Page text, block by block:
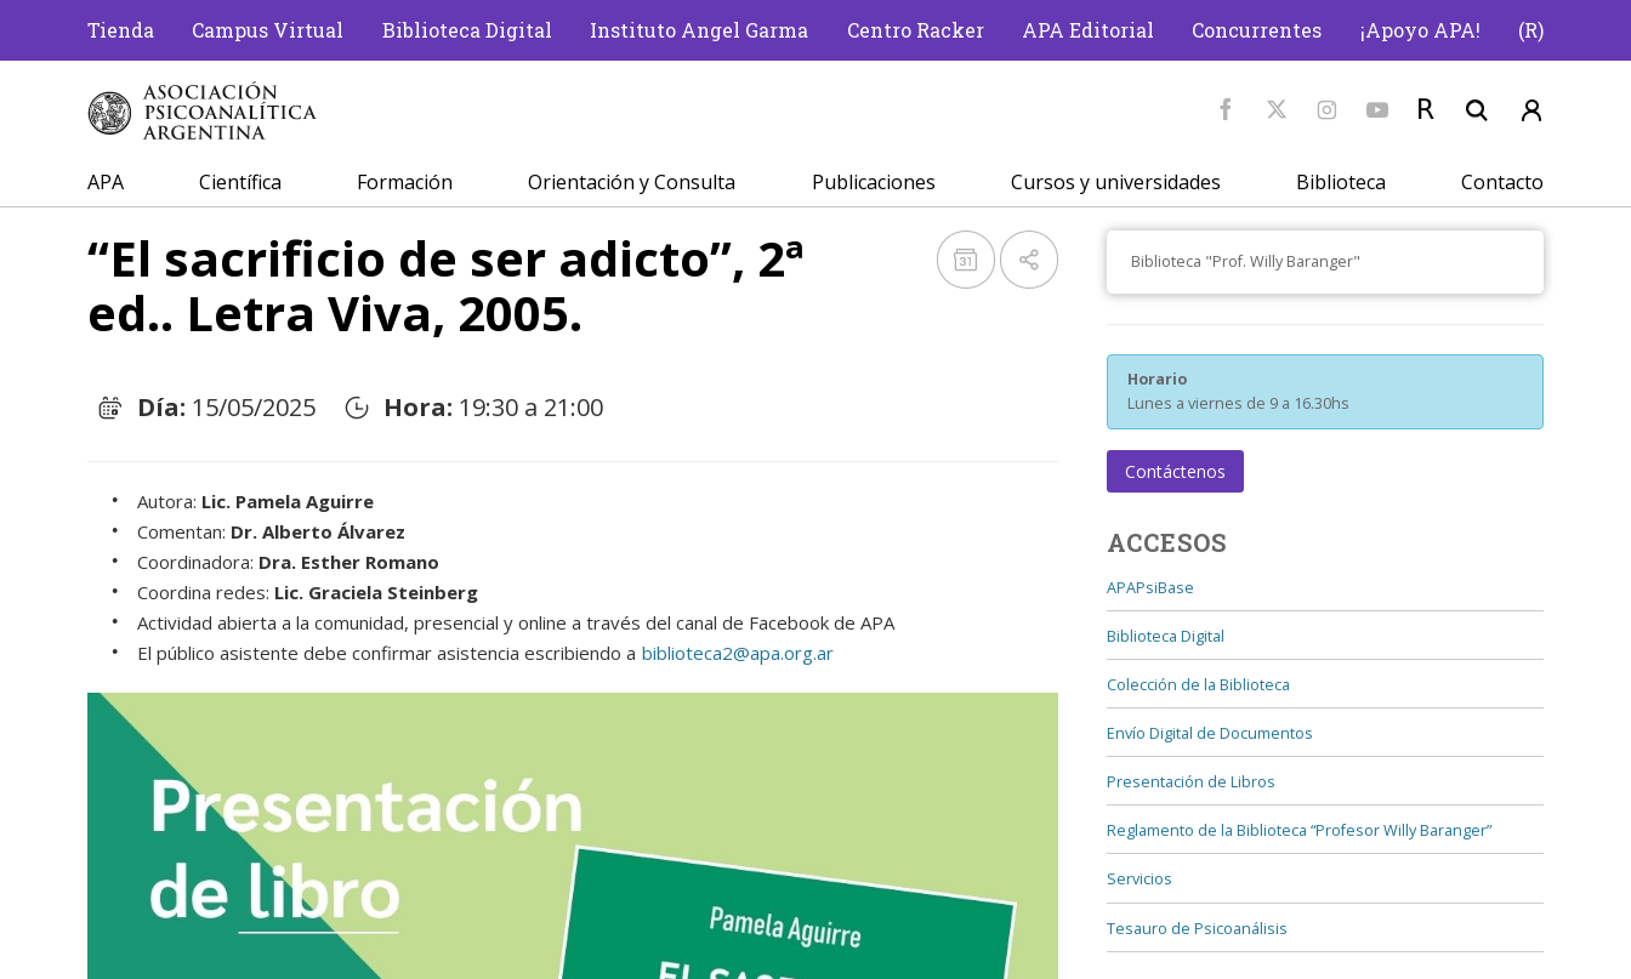
Tienda Campus Virtual Biblioteca Digital Instituto Angel Garma Centro Racker APA Editorial Concurrentes ¡Apoyo APA! (R)
APA Científica Formación Orientación y Consulta Publicaciones Cursos y universidades Biblioteca Contacto
“El sacrificio de ser adicto”, 2ª
ed.. Letra Viva, 2005.
Día: 15/05/2025 Hora: 19:30 a 21:00
Autora: Lic. Pamela Aguirre
Comentan: Dr. Alberto Álvarez
Coordinadora: Dra. Esther Romano
Coordina redes: Lic. Graciela Steinberg
Actividad abierta a la comunidad, presencial y online a través del canal de Facebook de APA
El público asistente debe confirmar asistencia escribiendo a biblioteca2@apa.org.ar
Biblioteca "Prof. Willy Baranger"
Horario
Lunes a viernes de 9 a 16.30hs
Contáctenos
ACCESOS
APAPsiBase
Biblioteca Digital
Colección de la Biblioteca
Envío Digital de Documentos
Presentación de Libros
Reglamento de la Biblioteca “Profesor Willy Baranger”
Servicios
Tesauro de Psicoanálisis